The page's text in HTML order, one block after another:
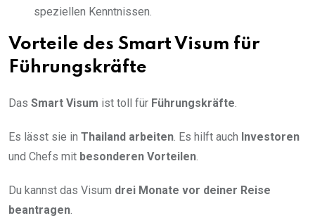
speziellen Kenntnissen.
Vorteile des Smart Visum für
Führungskräfte
Das Smart Visum ist toll für Führungskräfte.
Es lässt sie in Thailand arbeiten. Es hilft auch Investoren
und Chefs mit besonderen Vorteilen.
Du kannst das Visum drei Monate vor deiner Reise
beantragen.